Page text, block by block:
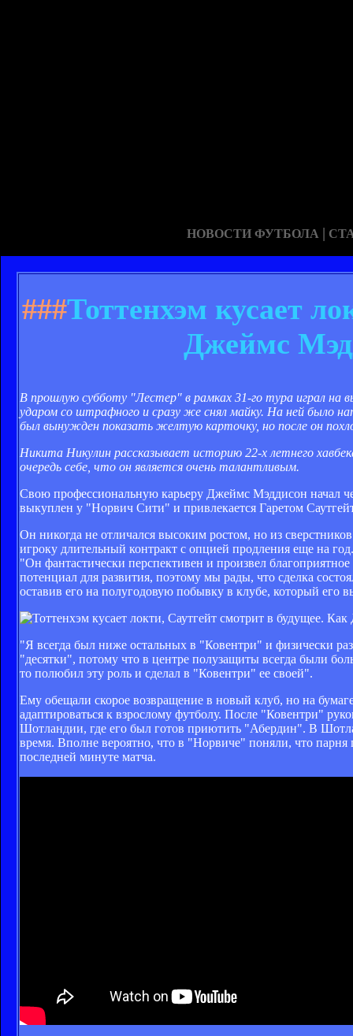
НОВОСТИ ФУТБОЛА |
###Тоттенхэм кусает
Джеймс
В прошлую субботу "Лестер" в рамках 31-го тура играл
ударом со штрафного и сразу же снял майку. На ней
был вынужден показать желтую карточку, но после он
Никита Никулин рассказывает историю 22-х летнего
очередь себе, что он является очень талантливым.
Свою профессиональную карьеру Джеймс Мэддисон начал
выкуплен у "Норвич Сити" и привлекается Гаретом
Он никогда не отличался высоким ростом, но из
игроку длительный контракт с опцией продления еще на
"Он фантастически перспективен и произвел
потенциал для развития, поэтому мы рады, что сделка
оставив его на полугодовую побывку в клубе, который его
"Я всегда был ниже остальных в "Ковентри" и физически
"десятки", потому что в центре полузащиты всегда были
то полюбил эту роль и сделал в "Ковентри" ее своей".
Ему обещали скорое возвращение в новый клуб, но на
адаптироваться к взрослому футболу. После "Ковентри"
Шотландии, где его был готов приютить "Абердин". В
время. Вполне вероятно, что в "Норвиче" поняли, что
последней минуте матча.